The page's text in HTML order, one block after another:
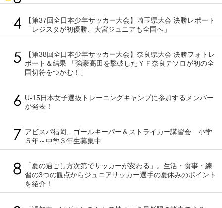
【第37回全日本少年サッカー大会】埼玉県大会 決勝レポート
「レジスタが初優勝、大宮ジュニアも全国へ」
【第38回全日本少年サッカー大会】奈良県大会 決勝フォトレ
ポート＆結果 「強豪高田を撃破したＹＦ奈良テソロが初の全
国切符をつかむ！」
U-15日本女子選抜トレーニングキャンプに参加するメンバー
が発表！
アビスパ福岡、ゴールキーパー＆ストライカー講習会 小学
５年～中学３年生募集中
「夏の過ごし方次第でサッカーが変わる」。生活・食事・練
習の3つの観点からジュニアサッカー選手の夏休みのポイント
を紹介！